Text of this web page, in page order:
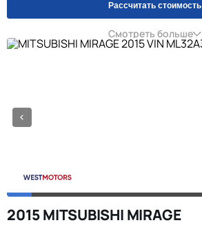
Рассчитать стоимость
Смотреть больше
2015 MITSUBISHI MIRAGE